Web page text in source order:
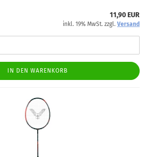
11,90 EUR
inkl. 19% MwSt. zzgl. Versand
IN DEN WARENKORB